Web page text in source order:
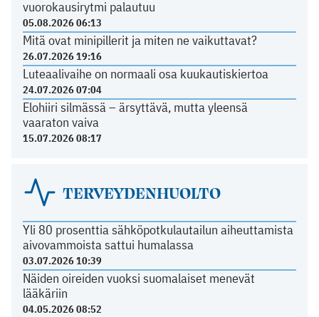
vuorokausirytmi palautuu
05.08.2026 06:13
Mitä ovat minipillerit ja miten ne vaikuttavat?
26.07.2026 19:16
Luteaalivaihe on normaali osa kuukautiskiertoa
24.07.2026 07:04
Elohiiri silmässä – ärsyttävä, mutta yleensä
vaaraton vaiva
15.07.2026 08:17
TERVEYDENHUOLTO
Yli 80 prosenttia sähköpotkulautailun aiheuttamista
aivovammoista sattui humalassa
03.07.2026 10:39
Näiden oireiden vuoksi suomalaiset menevät
lääkäriin
04.05.2026 08:52